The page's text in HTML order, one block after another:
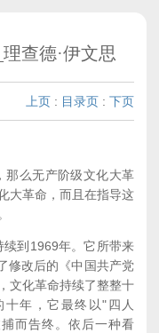
查德·伊文思
上页 : 目录页 : 下页
么无产阶级文化大革
大革命，而且在指导这
到1969年。它所带来
修改后的《中国共产党
文化革命持续了整整十
年，它最终以"四人
而告终。依后一种看